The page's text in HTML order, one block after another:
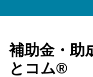
補助金・助
とコム®